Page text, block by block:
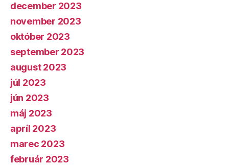
december 2023
november 2023
október 2023
september 2023
august 2023
júl 2023
jún 2023
máj 2023
apríl 2023
marec 2023
február 2023